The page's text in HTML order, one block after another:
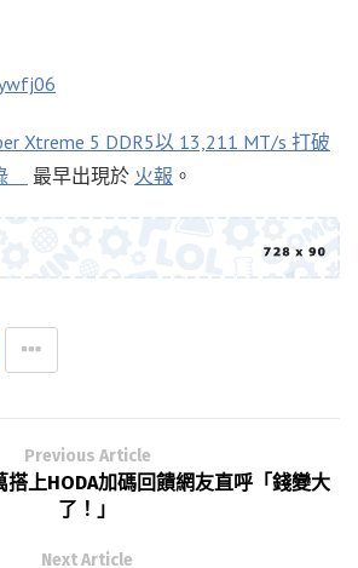
Xtreme 5 DDR5以 13,211 MT/s 打破
最早出現於 火報 。
Previous Article
上HODA加碼回饋網友直呼「錢變大
了！」
Next Article